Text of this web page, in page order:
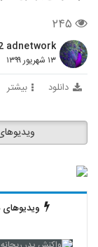
۲۴۵
adnetwork
۱۳ شهریور ۱۳۹۹
دانلود بیشتر
ویدیوهای